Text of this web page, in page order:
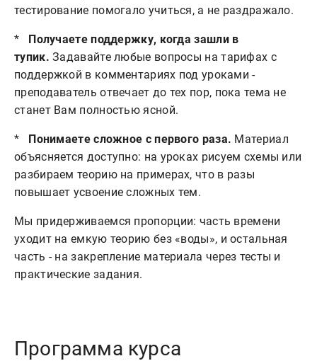
тестирование помогало учиться, а не раздражало.
* Получаете поддержку, когда зашли в
тупик. Задавайте любые вопросы на тарифах с
поддержкой в комментариях под уроками -
преподаватель отвечает до тех пор, пока тема не
станет Вам полностью ясной.
* Понимаете сложное с первого раза. Материал
объясняется доступно: на уроках рисуем схемы или
разбираем теорию на примерах, что в разы
повышает усвоение сложных тем.
Мы придерживаемся пропорции: часть времени
уходит на емкую теорию без «воды», и остальная
часть - на закрепление материала через тесты и
практические задания.
Программа курса